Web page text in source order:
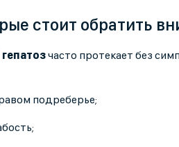
стоит обратить
часто протекает без
подреберье;